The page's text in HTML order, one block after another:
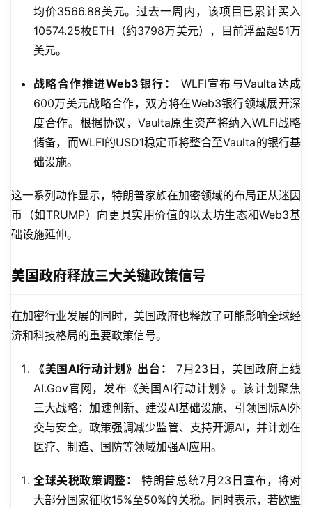
均价3566.88美元。过去一周内，该项目已累计买入
10574.25枚ETH（约3798万美元），目前浮盈超51万
美元。
战略合作推进Web3银行：
WLFI宣布与Vaulta达成
600万美元战略合作，双方将在Web3银行领域展开深
度合作。根据协议，Vaulta原生资产将纳入WLFI战略
储备，而WLFI的USD1稳定币将整合至Vaulta的银行基
础设施。
这一系列动作显示，特朗普家族在加密领域的布局正从迷因
币（如TRUMP）向更具实用价值的以太坊生态和Web3基
础设施延伸。
美国政府释放三大关键政策信号
在加密行业发展的同时，美国政府也释放了可能影响全球经
济和科技格局的重要政策信号。
《美国AI行动计划》出台：
7月23日，美国政府上线
AI.Gov官网，发布《美国AI行动计划》。该计划聚焦
三大战略：加速创新、建设AI基础设施、引领国际AI外
交与安全。政策强调减少监管、支持开源AI，并计划在
医疗、制造、国防等领域加强AI应用。
全球关税政策调整：
特朗普总统7月23日宣布，将对
大部分国家征收15%至50%的关税。同时表示，若欧盟